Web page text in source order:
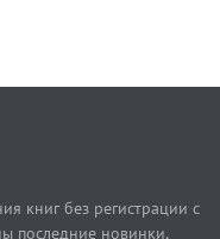
книг без регистрации с
последние новинки,